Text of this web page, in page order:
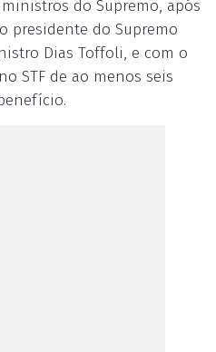
do Supremo, após
presidente do Supremo
Dias Toffoli, e com o
STF de ao menos seis